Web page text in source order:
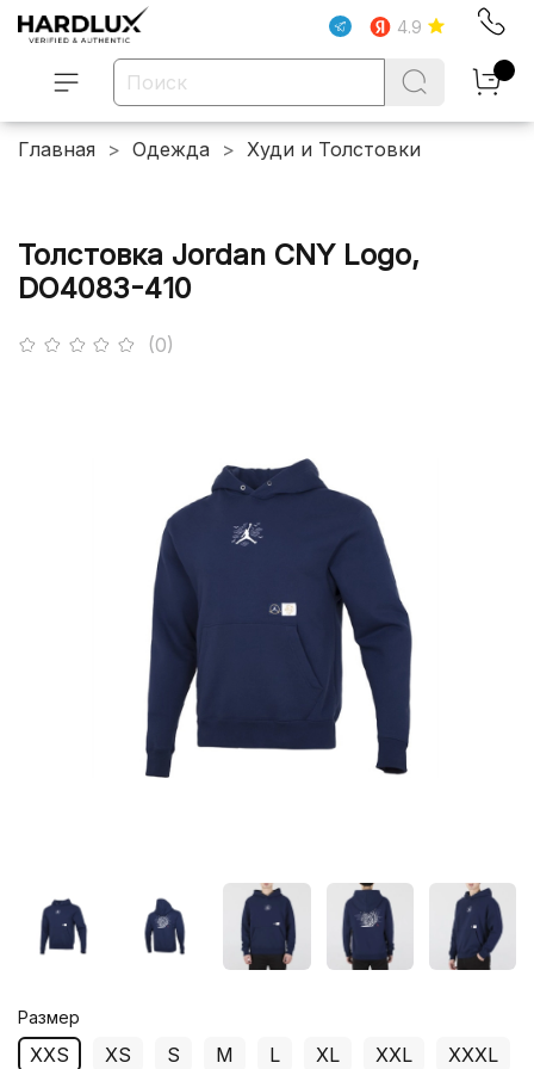
4.9
Главная Одежда Худи и Толстовки
Толстовка Jordan CNY Logo,
DO4083-410
(0)
Размер
XXS XS S M L XL XXL
XXXL